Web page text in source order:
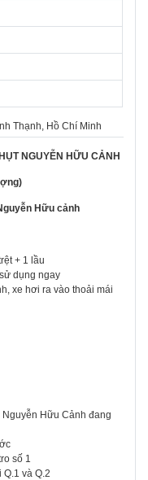
Thạnh, Hồ Chí Minh
NGUYỄN HỮU CẢNH
Hữu cảnh
+ 1 lầu
dụng ngay
xe hơi ra vào thoải mái
Nguyễn Hữu Cảnh đang
số 1
và Q.2